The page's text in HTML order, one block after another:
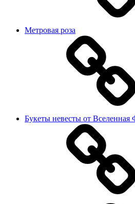
Метровая роза
Букеты невесты от Вселенная